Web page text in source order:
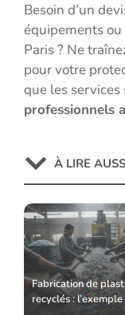
Besoin d’un
équipements
Paris ? Ne
pour votre
que les services
professionnels
À LIRE
Fabrication de
recyclés :